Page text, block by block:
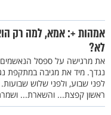
אמהות +: אמא, למה רק
לא?
את מרגישה על ספסל
נגדך. מיד את מגיבה במתקפת
לפני שבוע, ולפני שלוש
ראשון קפצת... והשארת...